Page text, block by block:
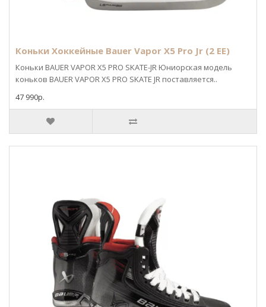
Коньки Хоккейные Bauer Vapor X5 Pro Jr (2 EE)
Коньки BAUER VAPOR X5 PRO SKATE-JR Юниорская модель
коньков BAUER VAPOR X5 PRO SKATE JR поставляется..
47 990р.